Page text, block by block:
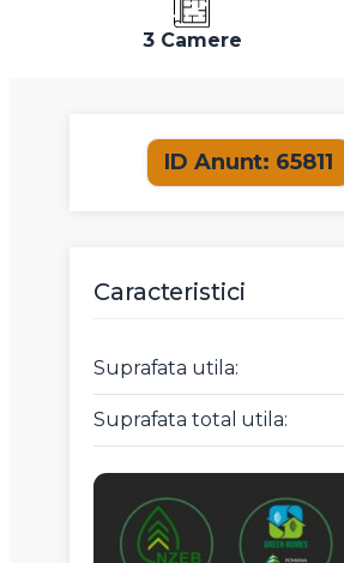
3 Camere
ID Anunt: 65811
Caracteristici
Suprafata utila:
Suprafata total utila: